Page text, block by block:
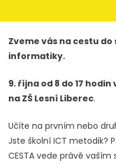
Zveme vás na cestu
informatiky.
9. října od 8 do 17
na ZŠ Lesní Liberec.
Učíte na prvním nebo
Jste školní ICT metodik?
CESTA vede právě